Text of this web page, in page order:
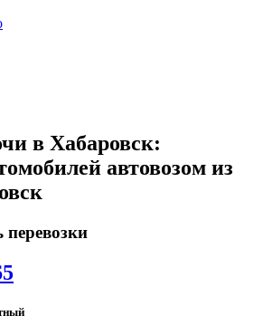
в Хабаровск:
автовозом из
перевозки